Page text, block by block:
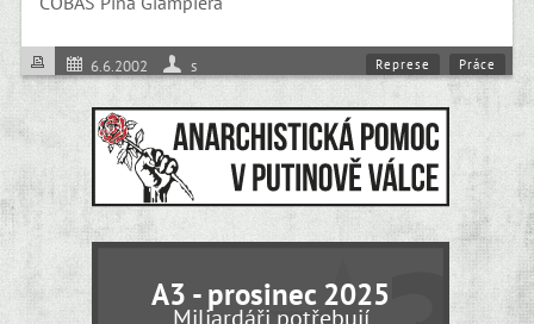
6.6.2002 s Represe Práce
A3 - prosinec 2025
Miliardáři potřebují